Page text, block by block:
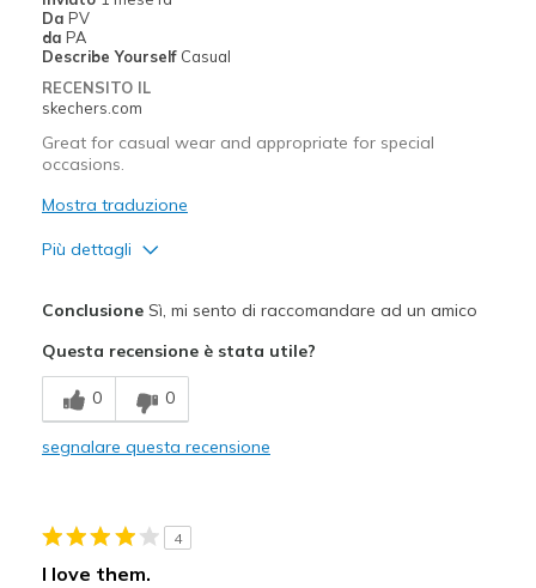
Da PV
da PA
Describe Yourself Casual
RECENSITO IL
skechers.com
Great for casual wear and appropriate for special
occasions.
Mostra traduzione
Più dettagli
Comfortable
Stylish
Travel
ConclusioneSì, mi sento di raccomandare ad un amico
Questa recensione è stata utile?
0 0
segnalare questa recensione
4
I love them.